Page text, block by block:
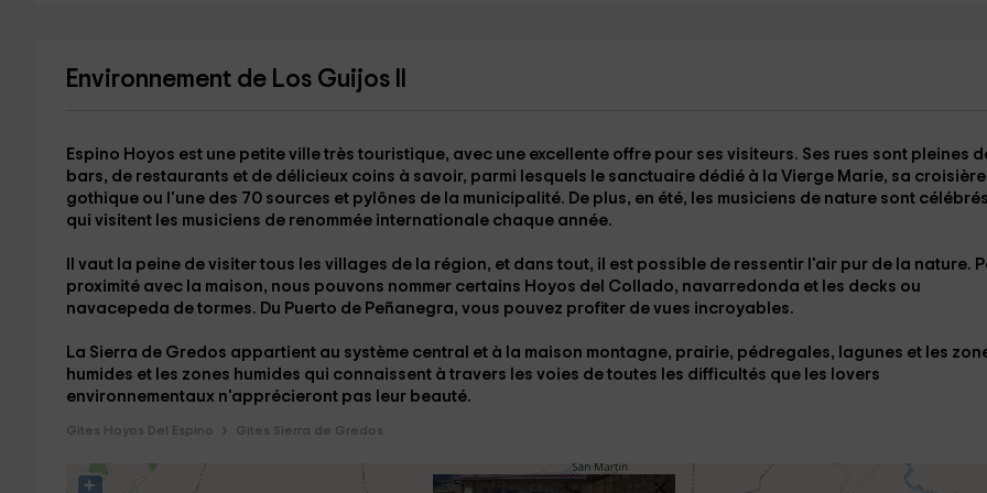
Environnement de Los Guijos II
Espino Hoyos est une petite ville très touristique, avec une excellente offre pour ses visiteurs. Ses rues sont pleines
bars, de restaurants et de délicieux coins à savoir, parmi lesquels le sanctuaire dédié à la Vierge Marie, sa croisière
gothique ou l'une des 70 sources et pylônes de la municipalité. De plus, en été, les musiciens de nature sont célébrés
qui visitent les musiciens de renommée internationale chaque année.
Il vaut la peine de visiter tous les villages de la région, et dans tout, il est possible de ressentir l'air pur de la nature.
proximité avec la maison, nous pouvons nommer certains Hoyos del Collado, navarredonda et les decks ou
navacepeda de tormes. Du Puerto de Peñanegra, vous pouvez profiter de vues incroyables.
La Sierra de Gredos appartient au système central et à la maison montagne, prairie, pédregales, lagunes et les
humides et les zones humides qui connaissent à travers les voies de toutes les difficultés que les lovers
environnementaux n'apprécieront pas leur beauté.
Gites Hoyos Del Espino Gites Sierra de Gredos
+